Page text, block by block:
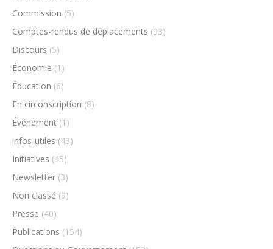
Commission (5)
Comptes-rendus de déplacements (93)
Discours (5)
Économie (1)
Éducation (6)
En circonscription (8)
Événement (1)
infos-utiles (43)
Initiatives (45)
Newsletter (3)
Non classé (9)
Presse (40)
Publications (154)